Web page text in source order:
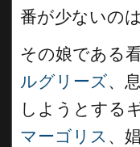
番が少ないの
その娘である
ルグリーズ、
しようとする
マーゴリス 、